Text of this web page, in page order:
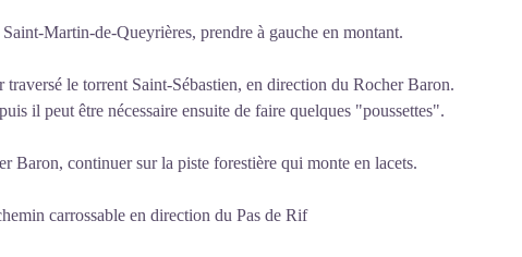
Martin-de-Queyrières, prendre à gauche en montant.
traversé le torrent Saint-Sébastien, en direction du Rocher Baron.
il peut être nécessaire ensuite de faire quelques "poussettes".
Baron, continuer sur la piste forestière qui monte en lacets.
carrossable en direction du Pas de Rif